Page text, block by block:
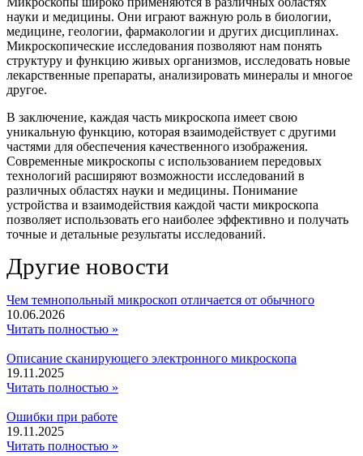
науки и медицины. Они играют важную роль в биологии,
медицине, геологии, фармакологии и других дисциплинах.
Микроскопические исследования позволяют нам понять
структуру и функцию живых организмов, исследовать новые
лекарственные препараты, анализировать минералы и многое
другое.
В заключение, каждая часть микроскопа имеет свою
уникальную функцию, которая взаимодействует с другими
частями для обеспечения качественного изображения.
Современные микроскопы с использованием передовых
технологий расширяют возможности исследований в
различных областях науки и медицины. Понимание
устройства и взаимодействия каждой части микроскопа
позволяет использовать его наиболее эффективно и получать
точные и детальные результаты исследований.
Другие новости
Чем темнопольный микроскоп отличается от обычного
10.06.2026
Читать полностью »
Описание сканирующего электронного микроскопа
19.11.2025
Читать полностью »
Ошибки при работе
19.11.2025
Читать полностью »